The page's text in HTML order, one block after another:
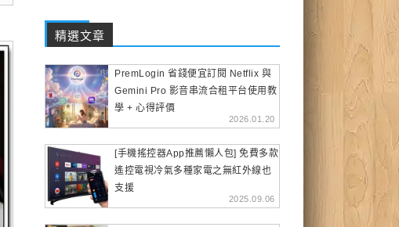
精選文章
PremLogin 省錢便宜訂閱 Netflix 與
Gemini Pro 影音串流合租平台使用教
學 + 心得評價
2026.01.20
[手機搖控器App推薦懶人包] 免費多款
遙控電視冷氣多種家電之無紅外線也
支援
2025.09.06